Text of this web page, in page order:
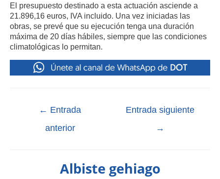
El presupuesto destinado a esta actuación asciende a
21.896,16 euros, IVA incluido. Una vez iniciadas las
obras, se prevé que su ejecución tenga una duración
máxima de 20 días hábiles, siempre que las condiciones
climatológicas lo permitan.
← Entrada
anterior
Entrada siguiente
→
Albiste gehiago